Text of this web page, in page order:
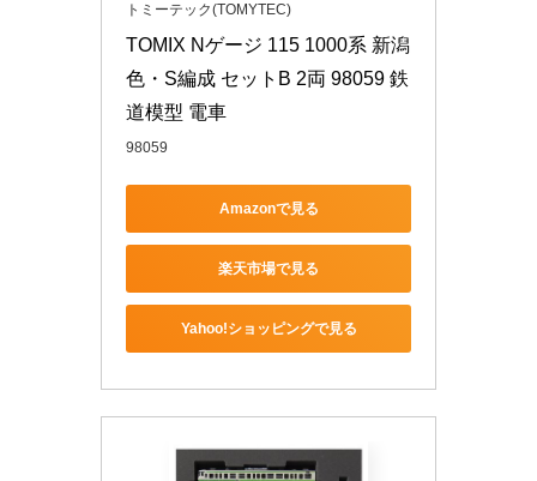
トミーテック(TOMYTEC)
TOMIX Nゲージ 115 1000系 新潟
色・S編成 セットB 2両 98059 鉄
道模型 電車
98059
Amazonで見る
楽天市場で見る
Yahoo!ショッピングで見る